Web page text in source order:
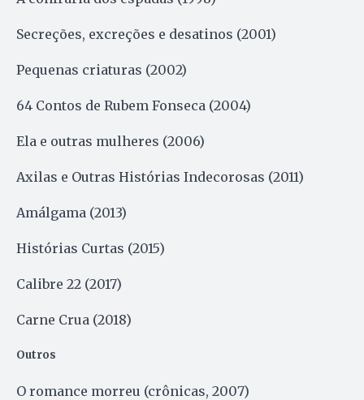
Secreções, excreções e desatinos (2001)
Pequenas criaturas (2002)
64 Contos de Rubem Fonseca (2004)
Ela e outras mulheres (2006)
Axilas e Outras Histórias Indecorosas (2011)
Amálgama (2013)
Histórias Curtas (2015)
Calibre 22 (2017)
Carne Crua (2018)
Outros
O romance morreu (crônicas, 2007)